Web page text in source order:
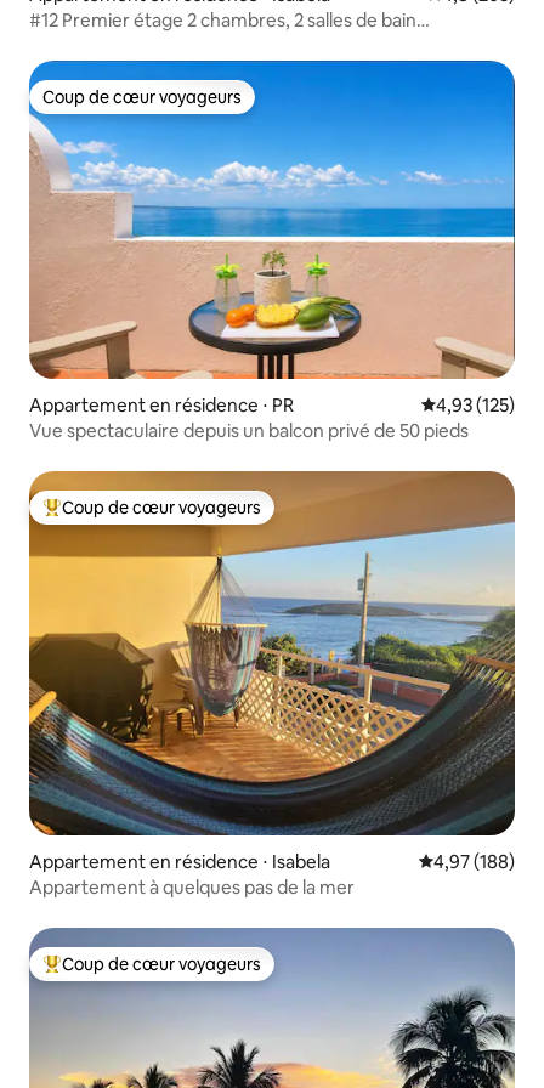
#12 Premier étage 2 chambres, 2 salles de bain
Coup de cœur voyageurs
Coup de cœur voyageurs
Appartement en résidence ⋅ PR Évaluation
4,93 (125)
Vue spectaculaire depuis un balcon privé de 50 pieds
Coups de cœur voyageurs les plus appréciés
Coup de cœur voyageurs
Appartement en résidence ⋅ Isabela Évaluation
4,97 (188)
Appartement à quelques pas de la mer
Coups de cœur voyageurs les plus appréciés
Coup de cœur voyageurs